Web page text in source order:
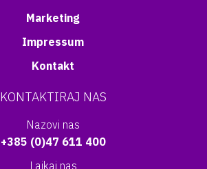
Marketing
Impressum
Kontakt
KONTAKTIRAJ NAS
Nazovi nas
+385 (0)47 611 400
Lajkaj nas